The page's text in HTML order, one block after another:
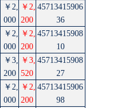
￥2,
000
￥2,
200
45713415906
36
￥2,
000
￥2,
200
45713415908
10
￥3,
200
￥3,
520
45713415908
27
￥2,
000
￥2,
200
45713415906
98